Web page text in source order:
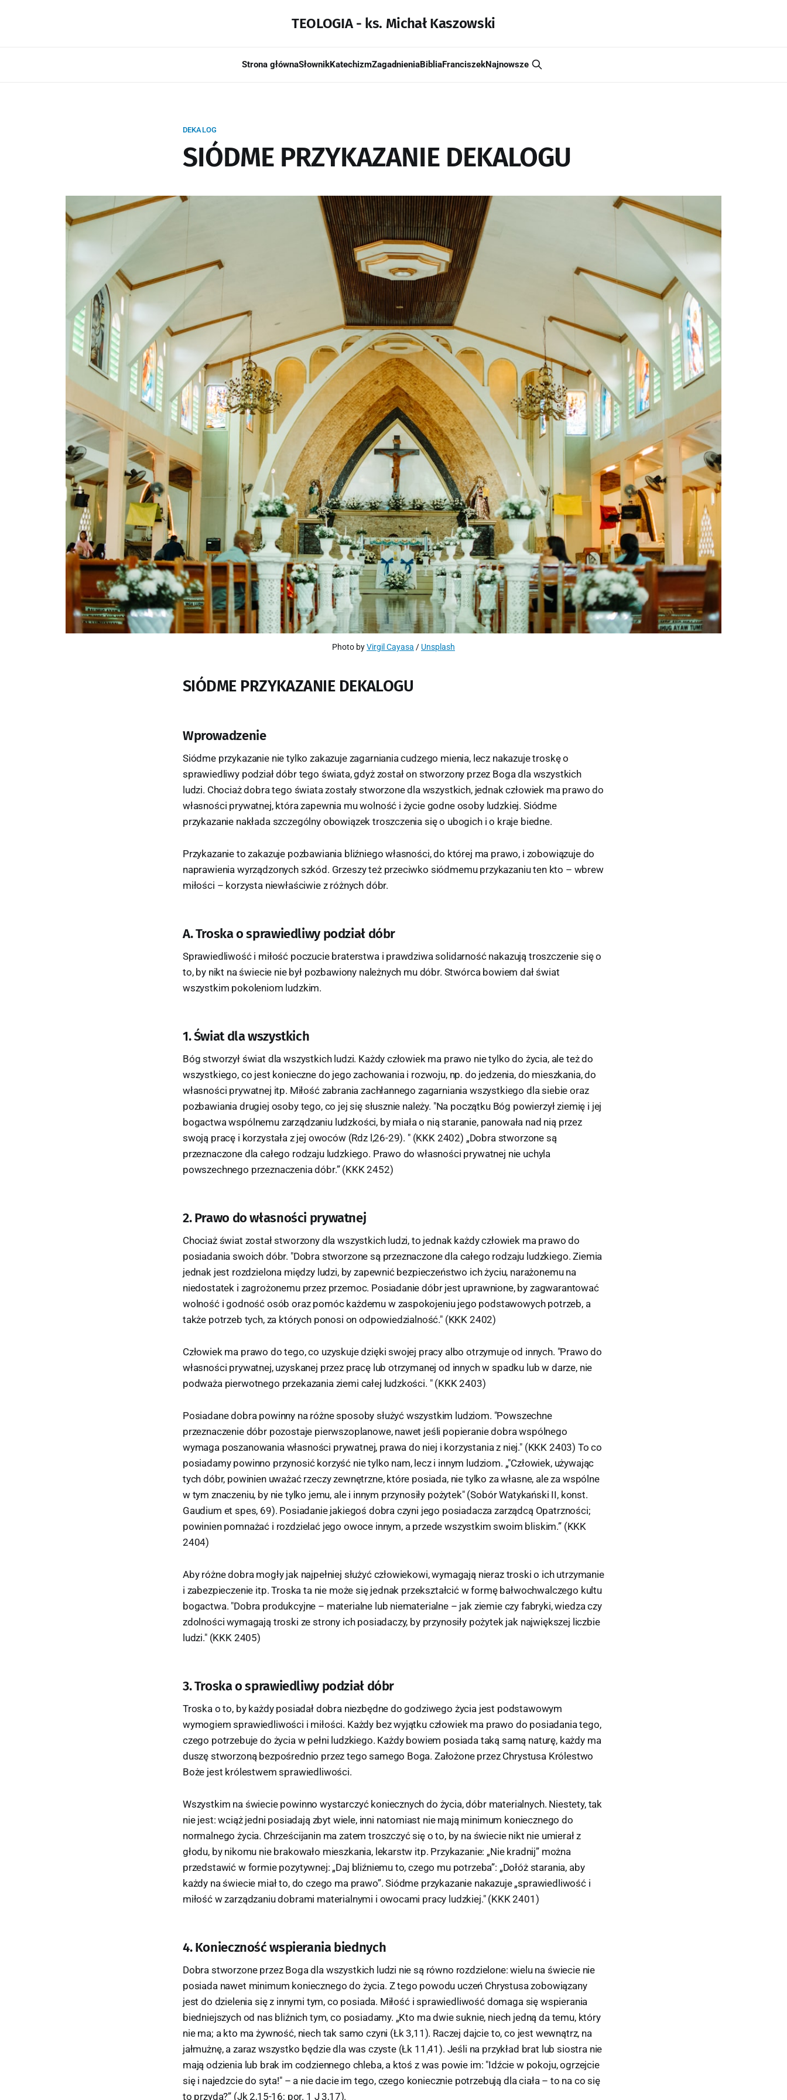
TEOLOGIA - ks. Michał Kaszowski
Strona głównaSłownikKatechizmZagadnieniaBibliaFranciszekNajnowsze
DEKALOG
SIÓDME PRZYKAZANIE DEKALOGU
Photo by Virgil Cayasa / Unsplash
SIÓDME PRZYKAZANIE DEKALOGU
Wprowadzenie
Siódme przykazanie nie tylko zakazuje zagarniania cudzego mienia, lecz nakazuje troskę o
sprawiedliwy podział dóbr tego świata, gdyż został on stworzony przez Boga dla wszystkich
ludzi. Chociaż dobra tego świata zostały stworzone dla wszystkich, jednak człowiek ma prawo do
własności prywatnej, która zapewnia mu wolność i życie godne osoby ludzkiej. Siódme
przykazanie nakłada szczególny obowiązek troszczenia się o ubogich i o kraje biedne.
Przykazanie to zakazuje pozbawiania bliźniego własności, do której ma prawo, i zobowiązuje do
naprawienia wyrządzonych szkód. Grzeszy też przeciwko siódmemu przykazaniu ten kto – wbrew
miłości – korzysta niewłaściwie z różnych dóbr.
A. Troska o sprawiedliwy podział dóbr
Sprawiedliwość i miłość poczucie braterstwa i prawdziwa solidarność nakazują troszczenie się o
to, by nikt na świecie nie był pozbawiony należnych mu dóbr. Stwórca bowiem dał świat
wszystkim pokoleniom ludzkim.
1. Świat dla wszystkich
Bóg stworzył świat dla wszystkich ludzi. Każdy człowiek ma prawo nie tylko do życia, ale też do
wszystkiego, co jest konieczne do jego zachowania i rozwoju, np. do jedzenia, do mieszkania, do
własności prywatnej itp. Miłość zabrania zachłannego zagarniania wszystkiego dla siebie oraz
pozbawiania drugiej osoby tego, co jej się słusznie należy. "Na początku Bóg powierzył ziemię i jej
bogactwa wspólnemu zarządzaniu ludzkości, by miała o nią staranie, panowała nad nią przez
swoją pracę i korzystała z jej owoców (Rdz l,26-29). " (KKK 2402) „Dobra stworzone są
przeznaczone dla całego rodzaju ludzkiego. Prawo do własności prywatnej nie uchyla
powszechnego przeznaczenia dóbr.” (KKK 2452)
2. Prawo do własności prywatnej
Chociaż świat został stworzony dla wszystkich ludzi, to jednak każdy człowiek ma prawo do
posiadania swoich dóbr. "Dobra stworzone są przeznaczone dla całego rodzaju ludzkiego. Ziemia
jednak jest rozdzielona między ludzi, by zapewnić bezpieczeństwo ich życiu, narażonemu na
niedostatek i zagrożonemu przez przemoc. Posiadanie dóbr jest uprawnione, by zagwarantować
wolność i godność osób oraz pomóc każdemu w zaspokojeniu jego podstawowych potrzeb, a
także potrzeb tych, za których ponosi on odpowiedzialność." (KKK 2402)
Człowiek ma prawo do tego, co uzyskuje dzięki swojej pracy albo otrzymuje od innych. "Prawo do
własności prywatnej, uzyskanej przez pracę lub otrzymanej od innych w spadku lub w darze, nie
podważa pierwotnego przekazania ziemi całej ludzkości. " (KKK 2403)
Posiadane dobra powinny na różne sposoby służyć wszystkim ludziom. "Powszechne
przeznaczenie dóbr pozostaje pierwszoplanowe, nawet jeśli popieranie dobra wspólnego
wymaga poszanowania własności prywatnej, prawa do niej i korzystania z niej." (KKK 2403) To co
posiadamy powinno przynosić korzyść nie tylko nam, lecz i innym ludziom. „"Człowiek, używając
tych dóbr, powinien uważać rzeczy zewnętrzne, które posiada, nie tylko za własne, ale za wspólne
w tym znaczeniu, by nie tylko jemu, ale i innym przynosiły pożytek" (Sobór Watykański II, konst.
Gaudium et spes, 69). Posiadanie jakiegoś dobra czyni jego posiadacza zarządcą Opatrzności;
powinien pomnażać i rozdzielać jego owoce innym, a przede wszystkim swoim bliskim.” (KKK
2404)
Aby różne dobra mogły jak najpełniej służyć człowiekowi, wymagają nieraz troski o ich utrzymanie
i zabezpieczenie itp. Troska ta nie może się jednak przekształcić w formę bałwochwalczego kultu
bogactwa. "Dobra produkcyjne – materialne lub niematerialne – jak ziemie czy fabryki, wiedza czy
zdolności wymagają troski ze strony ich posiadaczy, by przynosiły pożytek jak największej liczbie
ludzi." (KKK 2405)
3. Troska o sprawiedliwy podział dóbr
Troska o to, by każdy posiadał dobra niezbędne do godziwego życia jest podstawowym
wymogiem sprawiedliwości i miłości. Każdy bez wyjątku człowiek ma prawo do posiadania tego,
czego potrzebuje do życia w pełni ludzkiego. Każdy bowiem posiada taką samą naturę, każdy ma
duszę stworzoną bezpośrednio przez tego samego Boga. Założone przez Chrystusa Królestwo
Boże jest królestwem sprawiedliwości.
Wszystkim na świecie powinno wystarczyć koniecznych do życia, dóbr materialnych. Niestety, tak
nie jest: wciąż jedni posiadają zbyt wiele, inni natomiast nie mają minimum koniecznego do
normalnego życia. Chrześcijanin ma zatem troszczyć się o to, by na świecie nikt nie umierał z
głodu, by nikomu nie brakowało mieszkania, lekarstw itp. Przykazanie: „Nie kradnij” można
przedstawić w formie pozytywnej: „Daj bliźniemu to, czego mu potrzeba”: „Dołóż starania, aby
każdy na świecie miał to, do czego ma prawo”. Siódme przykazanie nakazuje „sprawiedliwość i
miłość w zarządzaniu dobrami materialnymi i owocami pracy ludzkiej." (KKK 2401)
4. Konieczność wspierania biednych
Dobra stworzone przez Boga dla wszystkich ludzi nie są równo rozdzielone: wielu na świecie nie
posiada nawet minimum koniecznego do życia. Z tego powodu uczeń Chrystusa zobowiązany
jest do dzielenia się z innymi tym, co posiada. Miłość i sprawiedliwość domaga się wspierania
biedniejszych od nas bliźnich tym, co posiadamy. „Kto ma dwie suknie, niech jedną da temu, który
nie ma; a kto ma żywność, niech tak samo czyni (Łk 3,11). Raczej dajcie to, co jest wewnątrz, na
jałmużnę, a zaraz wszystko będzie dla was czyste (Łk 11,41). Jeśli na przykład brat lub siostra nie
mają odzienia lub brak im codziennego chleba, a ktoś z was powie im: "Idźcie w pokoju, ogrzejcie
się i najedzcie do syta!" – a nie dacie im tego, czego koniecznie potrzebują dla ciała – to na co się
to przyda?” (Jk 2,15-16; por. 1 J 3,17).